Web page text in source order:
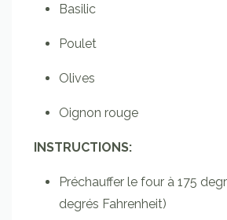
Basilic
Poulet
Olives
Oignon rouge
INSTRUCTIONS:
Préchauffer le four à 175
degrés Fahrenheit)